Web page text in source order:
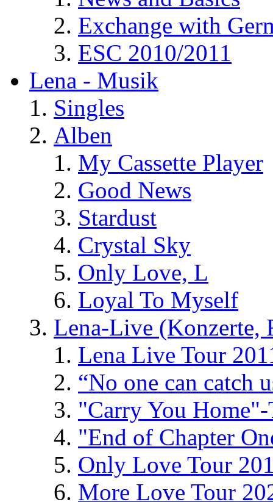
Exchange with
ESC 2010/2011
Lena - Musik
Singles
Alben
My Cassette Player
Good News
Stardust
Crystal Sky
Only Love, L
Loyal To Myself
Lena-Live (Konzerte,
Lena Live Tour
“No one can catch
"Carry You
"End of Chapter
Only Love Tour
More Love Tour